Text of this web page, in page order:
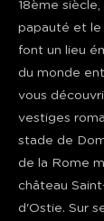
18ème
papauté et le
font un lieu
du monde
vous
vestiges
stade de
de la Rome
château
d'Ostie. Sur